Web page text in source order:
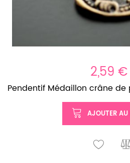
2,59 €
Pendentif Médaillon crâne de
AJOUTER AU